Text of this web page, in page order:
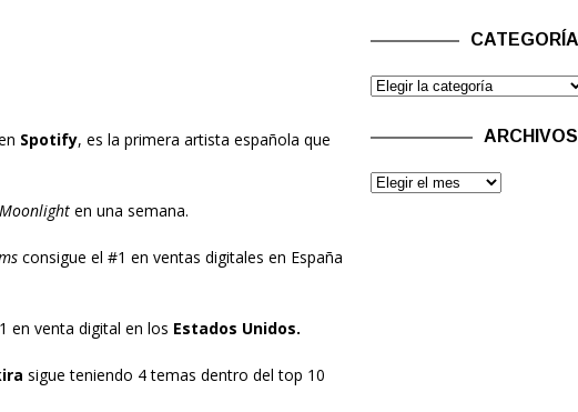
Spotify, es la primera artista española que
en una semana.
consigue el #1 en ventas digitales en España
en venta digital en los Estados Unidos.
sigue teniendo 4 temas dentro del top 10
ARCHIVOS